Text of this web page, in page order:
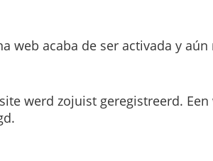
web acaba de ser activada y
werd zojuist geregistreerd.